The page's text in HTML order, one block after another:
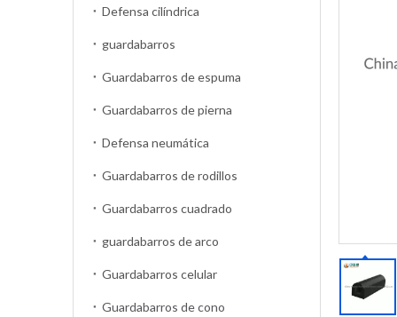
Defensa cilíndrica
guardabarros
Guardabarros de espuma
Guardabarros de pierna
Defensa neumática
Guardabarros de rodillos
Guardabarros cuadrado
guardabarros de arco
Guardabarros celular
Guardabarros de cono